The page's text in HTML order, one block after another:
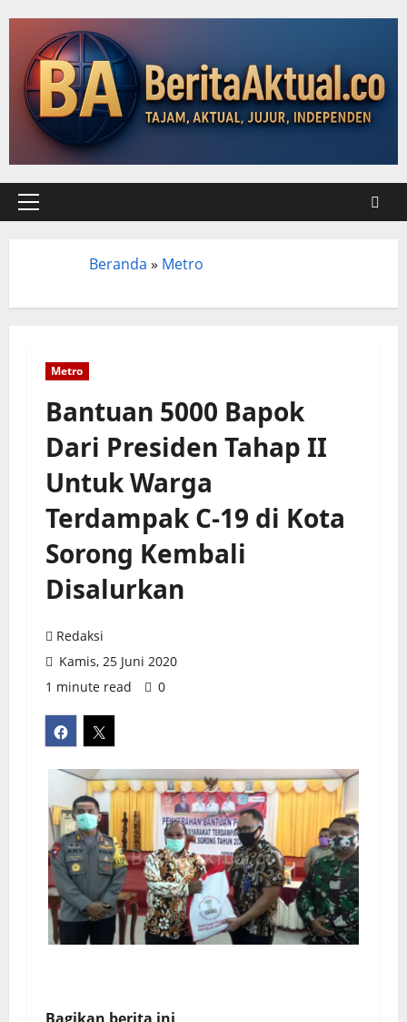
Beranda » Metro
Metro
Bantuan 5000 Bapok
Dari Presiden Tahap II
Untuk Warga
Terdampak C-19 di Kota
Sorong Kembali
Disalurkan
Redaksi
Kamis, 25 Juni 2020
1 minute read
0